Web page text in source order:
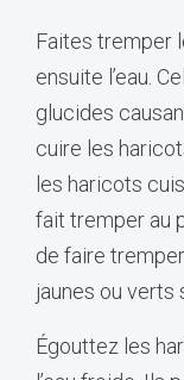
Faites tremper
ensuite l’eau.
glucides
cuire les
les haricots
fait tremper au
de faire
jaunes ou verts
Égouttez les